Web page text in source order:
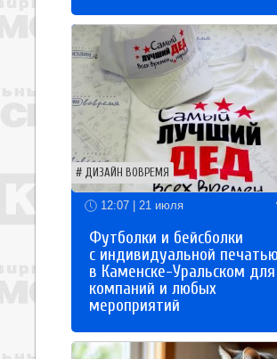
ДИЗАЙН ВОВРЕМЯ
12:07 | 21 июля
Футболки и бейсболки
с индивидуальной печатью
в Каменске-Уральском для
компаний и любых
мероприятий